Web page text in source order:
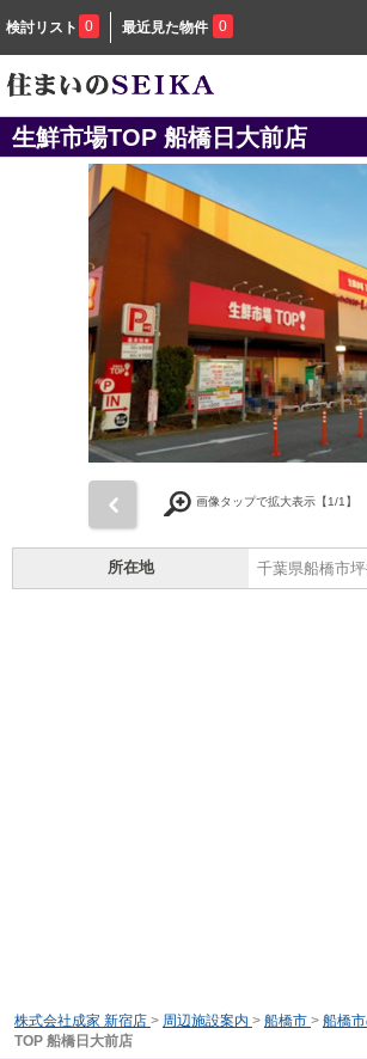
検討リスト 0 最近見た物件 0
生鮮市場TOP 船橋日大前店
画像タップで拡大表示【1/1】
所在地 千葉県船橋市
株式会社成家 新宿店 > 周辺施設案内 > 船橋市 > 船橋
TOP 船橋日大前店